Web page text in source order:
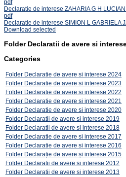
pdf
Declaratie de interese ZAHARIA G H
pdf
Declaratie de interese SIMION L GABRIELA
Download selected
Folder Declaratii de avere si
Categories
Folder Declaratie de avere si interese 2024
Folder Declaratie de avere si interese 2023
Folder Declaratie de avere si interese 2022
Folder Declaratie de avere si interese 2021
Folder Declaratie de avere si interese 2020
Folder Declaratii de avere si interese 2019
Folder Declaratii de avere si interese 2018
Folder Declaratie de avere si interese 2017
Folder Declaratie de avere si interese 2016
Folder Declarație de avere și interese 2015
Folder Declaratii de avere si interese 2012
Folder Declaratii de avere si interese 2013